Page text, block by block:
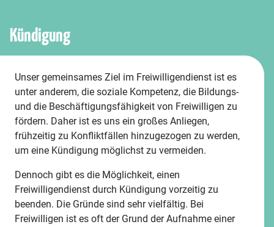
Kündigung
Unser gemeinsames Ziel im Freiwilligendienst ist es
unter anderem, die soziale Kompetenz, die Bildungs-
und die Beschäftigungsfähigkeit von Freiwilligen zu
fördern. Daher ist es uns ein großes Anliegen,
frühzeitig zu Konfliktfällen hinzugezogen zu werden,
um eine Kündigung möglichst zu vermeiden.
Dennoch gibt es die Möglichkeit, einen
Freiwilligendienst durch Kündigung vorzeitig zu
beenden. Die Gründe sind sehr vielfältig. Bei
Freiwilligen ist es oft der Grund der Aufnahme einer